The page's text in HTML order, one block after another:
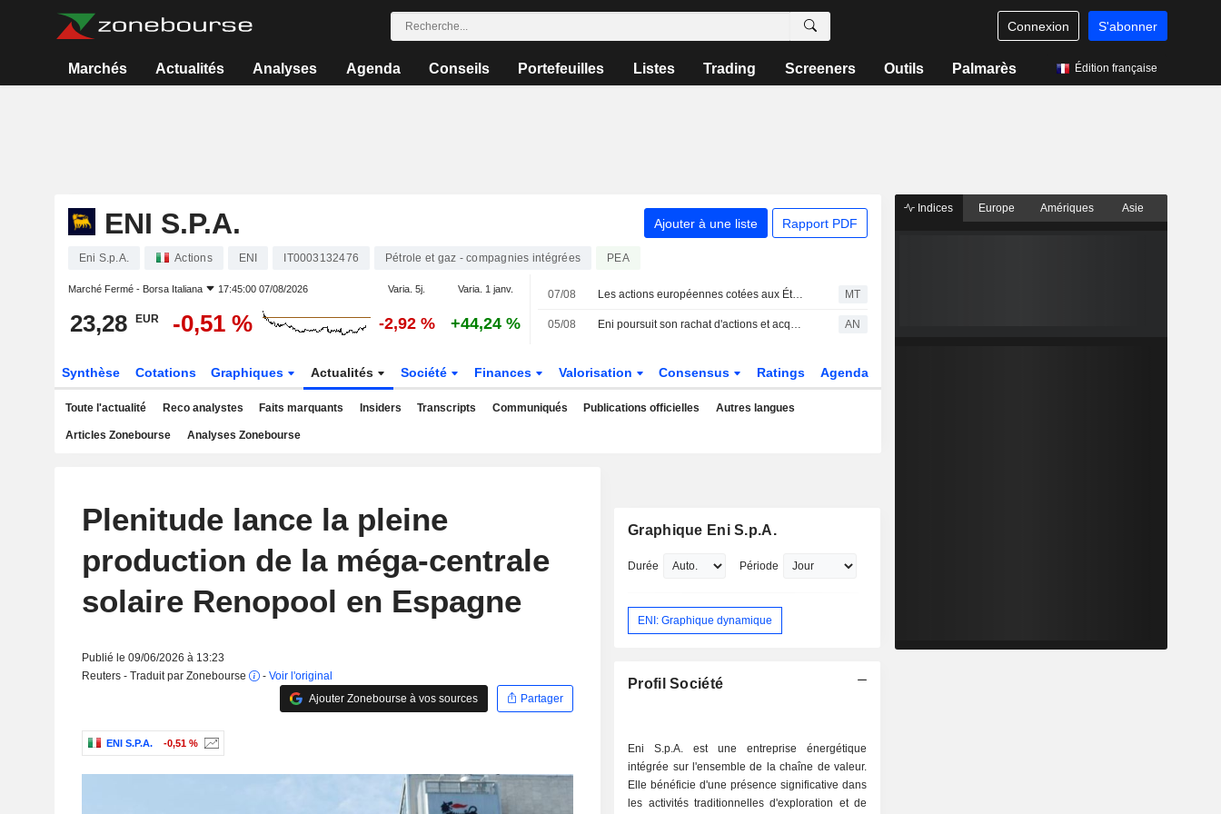
Connexion S'abonner
Marchés Actualités Analyses Agenda Conseils Portefeuilles Listes Trading Screeners Outils Palmarès Édition française
ENI S.P.A. Ajouter à une liste Rapport PDF
Eni S.p.A. Actions ENI IT0003132476 Pétrole et gaz - compagnies intégrées PEA
Marché Fermé - Borsa Italiana 17:45:00 07/08/2026 Varia. 5j. Varia. 1 janv.
23,28 EUR -0,51 % -2,92 % +44,24 %
07/08 Les actions européennes cotées aux États-Unis sous forme d'ADR progressent lors de la séance de vendredi MT
05/08 Eni poursuit son rachat d'actions et acquiert des titres pour 115 millions d'euros AN
Synthèse Cotations Graphiques Actualités Société Finances Valorisation Consensus Ratings Agenda
Toute l'actualité Reco analystes Faits marquants Insiders Transcripts Communiqués Publications officielles Autres langues
Articles Zonebourse Analyses Zonebourse
Plenitude lance la pleine
production de la méga-centrale
solaire Renopool en Espagne
Publié le 09/06/2026 à 13:23
Reuters - Traduit par Zonebourse
- Voir l'original
Ajouter Zonebourse à vos sources
Partager
ENI S.P.A. -0,51 %
Graphique Eni S.p.A.
Durée Période
ENI: Graphique dynamique
Profil Société
Eni S.p.A. est une entreprise énergétique
intégrée sur l'ensemble de la chaîne de valeur.
Elle bénéficie d'une présence significative dans
les activités traditionnelles d'exploration et de
Indices Europe Amériques Asie